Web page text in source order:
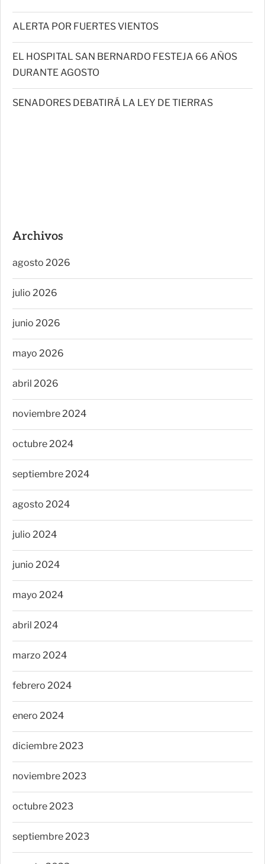
ALERTA POR FUERTES VIENTOS
EL HOSPITAL SAN BERNARDO FESTEJA 66 AÑOS
DURANTE AGOSTO
SENADORES DEBATIRÁ LA LEY DE TIERRAS
Archivos
agosto 2026
julio 2026
junio 2026
mayo 2026
abril 2026
noviembre 2024
octubre 2024
septiembre 2024
agosto 2024
julio 2024
junio 2024
mayo 2024
abril 2024
marzo 2024
febrero 2024
enero 2024
diciembre 2023
noviembre 2023
octubre 2023
septiembre 2023